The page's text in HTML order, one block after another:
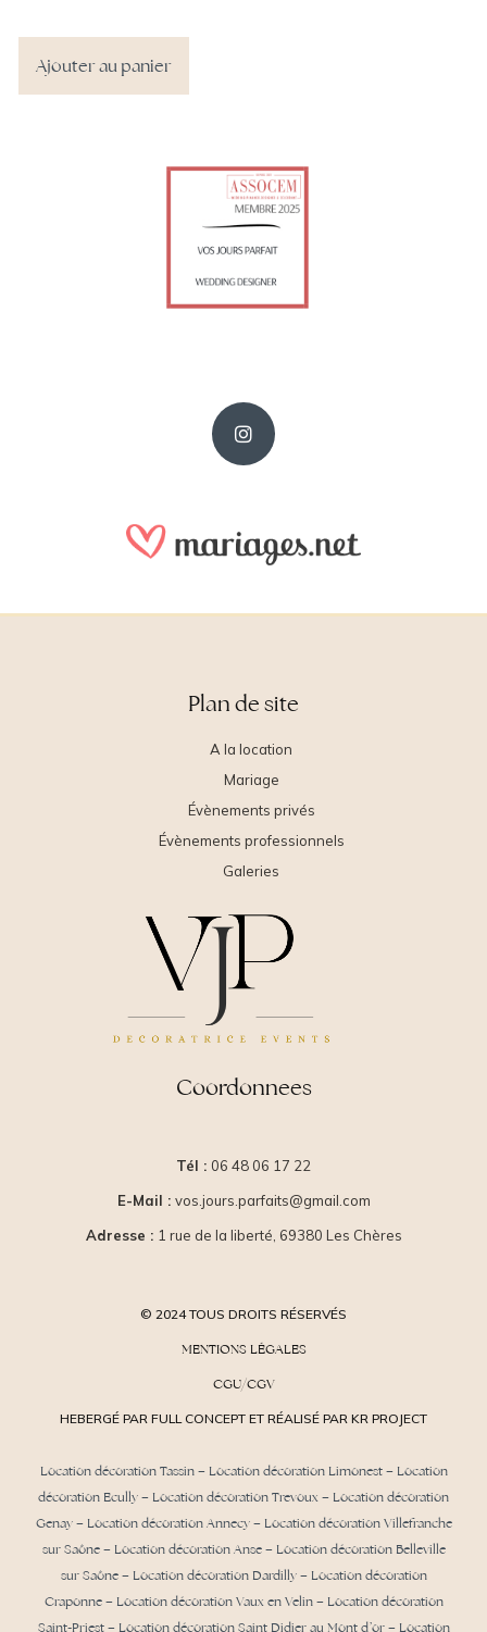
Ajouter au panier
Plan de site
A la location
Mariage
Évènements privés
Évènements professionnels
Galeries
Coordonnees
Tél : 06 48 06 17 22
E-Mail : vos.jours.parfaits@gmail.com
Adresse : 1 rue de la liberté, 69380 Les Chères
© 2024 TOUS DROITS RÉSERVÉS
MENTIONS LÉGALES
CGU/CGV
HEBERGÉ PAR FULL CONCEPT ET RÉALISÉ PAR KR PROJECT
Location décoration Tassin– Location décoration Limonest– Location
décoration Ecully– Location décoration Trevoux– Location décoration
Genay– Location décoration Annecy– Location décoration Villefranche
sur Saône– Location décoration Anse– Location décoration Belleville
sur Saône – Location décoration Dardilly – Location décoration
Craponne– Location décoration Vaux en Velin – Location décoration
Saint-Priest – Location décoration Saint Didier au Mont d’or– Location